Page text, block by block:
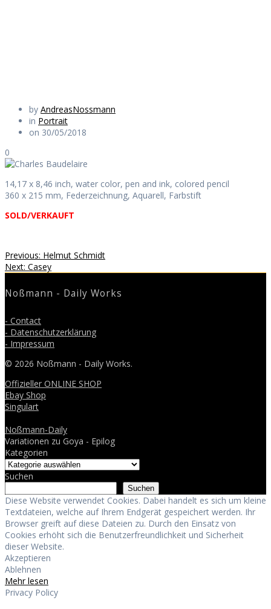
by AndreasNossmann
in Portrait
on 30/05/2018
0
14,17 x 8,46 inch, water color, pen and ink, colored pencil
360 x 215 mm, Federzeichnung, Aquarell, Farbstift
SOLD/VERKAUFT
Beitragsnavigation
Previous: Previous
post:
Helmut Schmidt
Next: Next
Casey
Noßmann - Daily Works
- Contact
- Datenschutzerklärung
- Impressum
© 2026 Noßmann - Daily Works.
Offizieller ONLINE SHOP
Ebay Shop
Singulart
Noßmann-Daily
Variationen zu Goya - Epilog
Kategorien
Suchen
Suchen
Diese Website verwendet Cookies. Dabei handelt es sich um kleine
Textdateien, welche auf Ihrem Endgerät gespeichert werden. Ihr
Browser greift auf diese Dateien zu. Durch den Einsatz von
Cookies erhöht sich die Benutzerfreundlichkeit und Sicherheit
dieser Website.
Akzeptieren
Ablehnen
Mehr lesen
Privacy Policy